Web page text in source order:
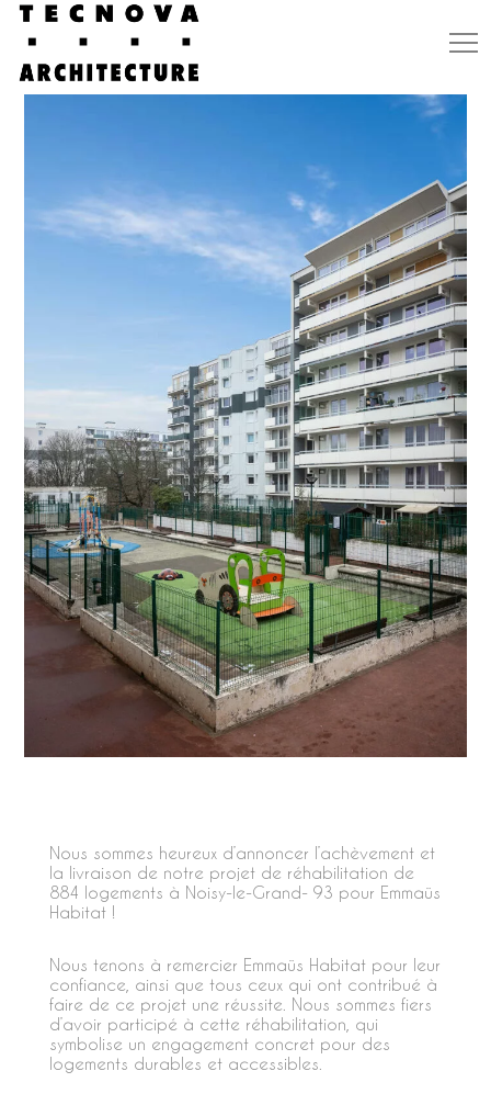
Accueil»Livraison Noisy-le-Grand
Nous sommes heureux d’annoncer l’achèvement et
la livraison de notre projet de réhabilitation de
884 logements à Noisy-le-Grand- 93 pour Emmaüs
Habitat !
Nous tenons à remercier Emmaüs Habitat pour leur
confiance, ainsi que tous ceux qui ont contribué à
faire de ce projet une réussite. Nous sommes fiers
d’avoir participé à cette réhabilitation, qui
symbolise un engagement concret pour des
logements durables et accessibles.